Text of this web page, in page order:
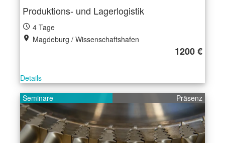
Produktions- und Lagerlogistik
4 Tage
Magdeburg / Wissenschaftshafen
1200 €
Details
Seminare
Präsenz